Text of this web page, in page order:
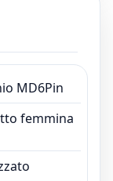
di
MD6Pin
femmina